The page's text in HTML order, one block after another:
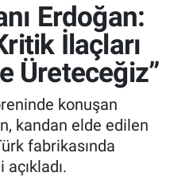
Erdoğan:
İlaçları
Üreteceğiz”
konuşan
kandan elde edilen
fabrikasında